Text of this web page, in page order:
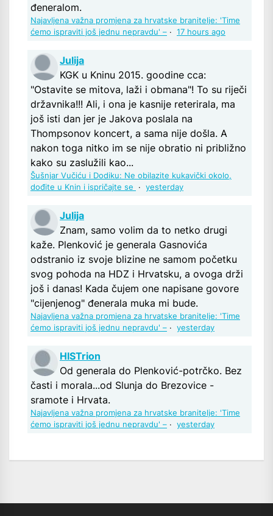
đeneralom.
Najavljena važna promjena za hrvatske branitelje: 'Time
ćemo ispraviti još jednu nepravdu' – · 17 hours ago
Julija
KGK u Kninu 2015. goodine cca:
"Ostavite se mitova, laži i obmana"! To su riječi
državnika!!! Ali, i ona je kasnije reterirala, ma
još isti dan jer je Jakova poslala na
Thompsonov koncert, a sama nije došla. A
nakon toga nitko im se nije obratio ni približno
kako su zaslužili kao...
Šušnjar Vučiću i Dodiku: Ne obilazite kukavički okolo,
dođite u Knin i ispričajte se
· yesterday
Julija
Znam, samo volim da to netko drugi
kaže. Plenković je generala Gasnovića
odstranio iz svoje blizine ne samom početku
svog pohoda na HDZ i Hrvatsku, a ovoga drži
još i danas! Kada čujem one napisane govore
"cijenjenog" đenerala muka mi bude.
Najavljena važna promjena za hrvatske branitelje: 'Time
ćemo ispraviti još jednu nepravdu' – · yesterday
HISTrion
Od generala do Plenković-potrčko. Bez
časti i morala...od Slunja do Brezovice -
sramote i Hrvata.
Najavljena važna promjena za hrvatske branitelje: 'Time
ćemo ispraviti još jednu nepravdu' – · yesterday